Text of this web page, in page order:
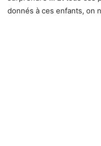
donnés à ces enfants, on